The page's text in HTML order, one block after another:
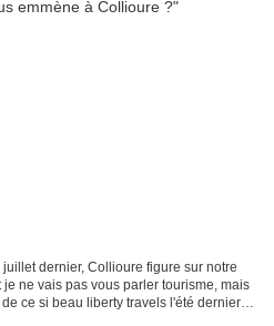
dernier, Collioure figure sur notre
ne vais pas vous parler tourisme, mais
ce si beau liberty travels l'été dernier